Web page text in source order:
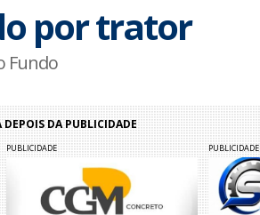
por trator
Fundo
DA PUBLICIDADE
PUBLICIDADE PUBLICIDADE